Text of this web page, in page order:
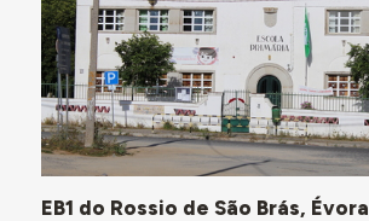
EB1 do Rossio de São Brás, Évora